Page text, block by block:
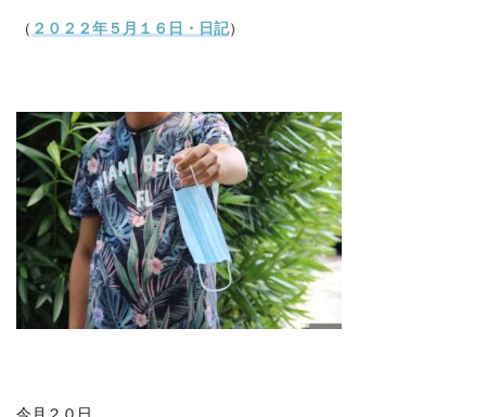
（ ２０２２年５月１６日・日記）
今月２０日、